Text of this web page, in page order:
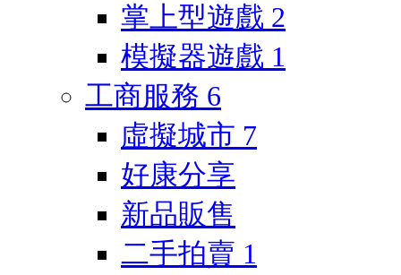
掌上型遊戲 2
模擬器遊戲 1
工商服務 6
虛擬城市 7
好康分享
新品販售
二手拍賣 1